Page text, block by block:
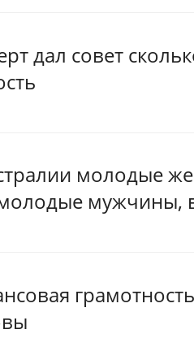
дал совет
молодые
мужчины,